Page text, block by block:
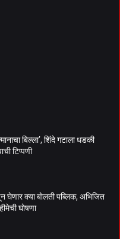
बिल्ला’, शिंदे गटाला धडकी
टिप्पणी
घेणार क्या बाेलती पब्लिक, अभिजित
घाेषणा